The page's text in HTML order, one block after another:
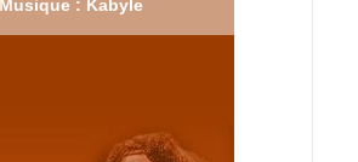
Musique : Kabyle